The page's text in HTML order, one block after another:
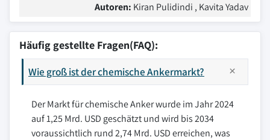
Autoren: Kiran Pulidindi , Kavita Yadav
Häufig gestellte Fragen(FAQ):
Wie groß ist der chemische Ankermarkt?
Der Markt für chemische Anker wurde im Jahr 2024
auf 1,25 Mrd. USD geschätzt und wird bis 2034
voraussichtlich rund 2,74 Mrd. USD erreichen, was